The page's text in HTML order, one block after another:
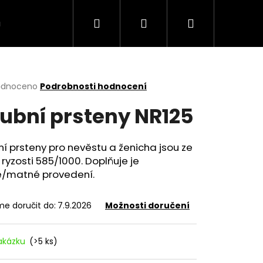
Hledat PřihlášeníNákupní
Podrobnosti hodnocení
prsteny NR125
prsteny pro nevěstu a ženicha jsou ze
585/1000. Doplňuje je
matné provedení.
doručit do: 7.9.2026 Možnosti doručení
(>5 ks)